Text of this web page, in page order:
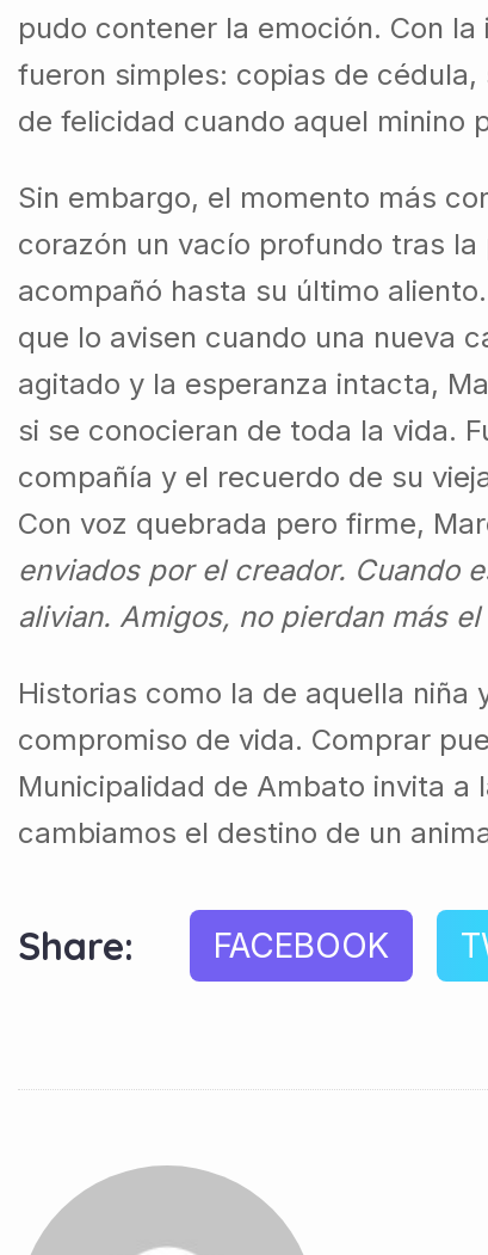
pudo contener la emoción. Con
fueron simples: copias de
de felicidad cuando aquel minino
Sin embargo, el momento más
corazón un vacío profundo tras
acompañó hasta su último
que lo avisen cuando una nueva
agitado y la esperanza intacta,
si se conocieran de toda la vida.
compañía y el recuerdo de su
Con voz quebrada pero firme,
enviados por el creador. Cuando
alivian. Amigos, no pierdan más
Historias como la de aquella
compromiso de vida. Comprar
Municipalidad de Ambato invita
cambiamos el destino de un
Share: FACEBOOK